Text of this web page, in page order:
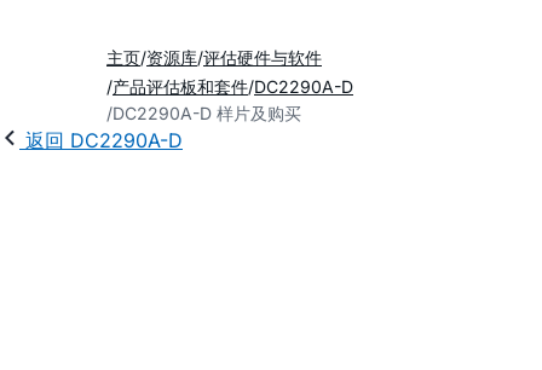
主页 资源库 评估硬件与软件
产品评估板和套件 DC2290A-D
DC2290A-D 样片及购买
返回 DC2290A-D